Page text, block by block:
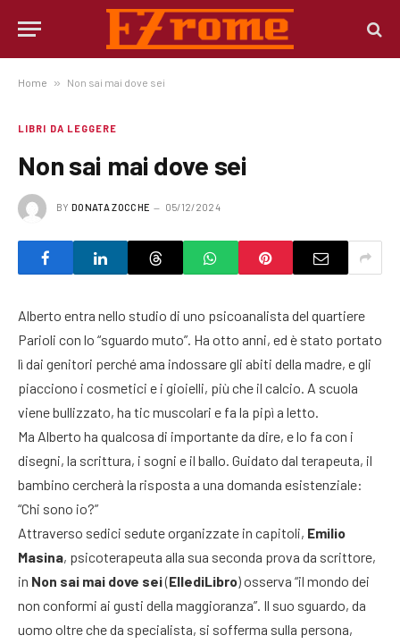
Home » Non sai mai dove sei
LIBRI DA LEGGERE
Non sai mai dove sei
BY DONATA ZOCCHE 05/12/2024
Alberto entra nello studio di uno psicoanalista del quartiere
Parioli con lo “sguardo muto”. Ha otto anni, ed è stato portato
lì dai genitori perché ama indossare gli abiti della madre, e gli
piacciono i cosmetici e i gioielli, più che il calcio. A scuola
viene bullizzato, ha tic muscolari e fa la pipì a letto.
Ma Alberto ha qualcosa di importante da dire, e lo fa con i
disegni, la scrittura, i sogni e il ballo. Guidato dal terapeuta, il
bambino cercherà la risposta a una domanda esistenziale:
“Chi sono io?”
Attraverso sedici sedute organizzate in capitoli, Emilio
Masina, psicoterapeuta alla sua seconda prova da scrittore,
in Non sai mai dove sei(EllediLibro) osserva “il mondo dei
non conformi ai gusti della maggioranza”. Il suo sguardo, da
uomo oltre che da specialista, si sofferma sulla persona,